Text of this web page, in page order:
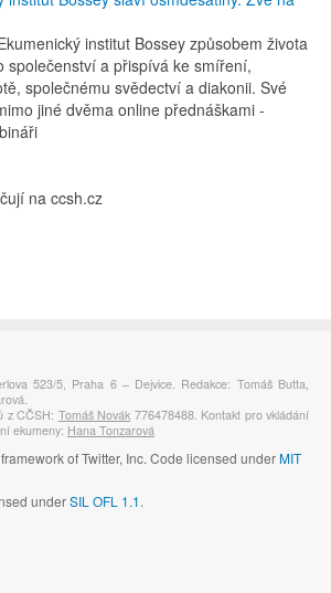
institut Bossey způsobem života
společenství a přispívá ke smíření,
společnému svědectví a diakonii. Své
jiné dvěma online přednáškami -
na ccsh.cz
523/5, Praha 6 – Dejvice. Redakce: Tomáš Butta,
z CČSH: Tomáš Novák 776478488. Kontakt pro vkládání
ekumeny: Hana Tonzarová
of Twitter, Inc. Code licensed underMIT
underSIL OFL 1.1.